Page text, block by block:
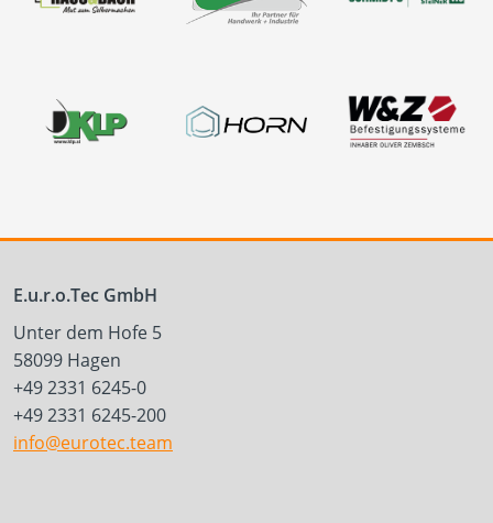
E.u.r.o.Tec GmbH
Unter dem Hofe 5
58099 Hagen
+49 2331 6245-0
+49 2331 6245-200
info@eurotec.team